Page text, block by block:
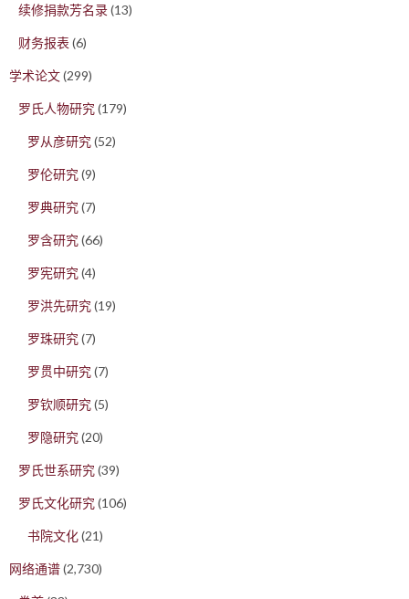
续修捐款芳名录(13)
财务报表 (6)
学术论文(299)
罗氏人物研究(179)
罗从彦研究(52)
罗伦研究(9)
罗典研究(7)
罗含研究(66)
罗宪研究(4)
罗洪先研究(19)
罗珠研究(7)
罗贯中研究(7)
罗钦顺研究(5)
罗隐研究(20)
罗氏世系研究(39)
罗氏文化研究(106)
书院文化(21)
网络通谱(2,730)